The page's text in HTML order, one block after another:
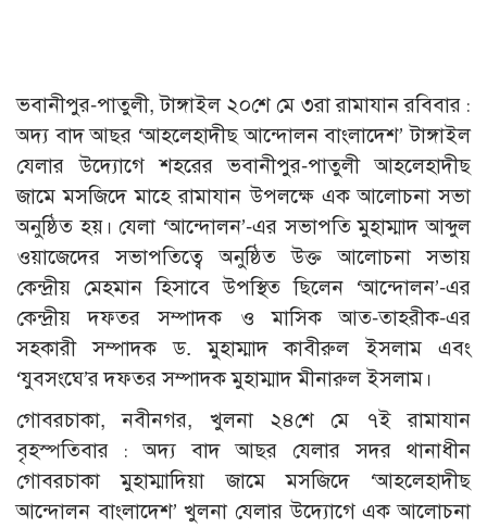
ভবানীপুর-পাতুলী, টাঙ্গাইল ২০শে মে ৩রা রামাযান রবিবার :
অদ্য বাদ আছর ‘আহলেহাদীছ আন্দোলন বাংলাদেশ’ টাঙ্গাইল
যেলার উদ্যোগে শহরের ভবানীপুর-পাতুলী আহলেহাদীছ
জামে মসজিদে মাহে রামাযান উপলক্ষে এক আলোচনা সভা
অনুষ্ঠিত হয়। যেলা ‘আন্দোলন’-এর সভাপতি মুহাম্মাদ আব্দুল
ওয়াজেদের সভাপতিত্বে অনুষ্ঠিত উক্ত আলোচনা সভায়
কেন্দ্রীয় মেহমান হিসাবে উপস্থিত ছিলেন ‘আন্দোলন’-এর
কেন্দ্রীয় দফতর সম্পাদক ও মাসিক আত-তাহরীক-এর
সহকারী সম্পাদক ড. মুহাম্মাদ কাবীরুল ইসলাম এবং
‘যুবসংঘে’র দফতর সম্পাদক মুহাম্মাদ মীনারুল ইসলাম।
গোবরচাকা, নবীনগর, খুলনা ২৪শে মে ৭ই রামাযান
বৃহস্পতিবার : অদ্য বাদ আছর যেলার সদর থানাধীন
গোবরচাকা মুহাম্মাদিয়া জামে মসজিদে ‘আহলেহাদীছ
আন্দোলন বাংলাদেশ’ খুলনা যেলার উদ্যোগে এক আলোচনা